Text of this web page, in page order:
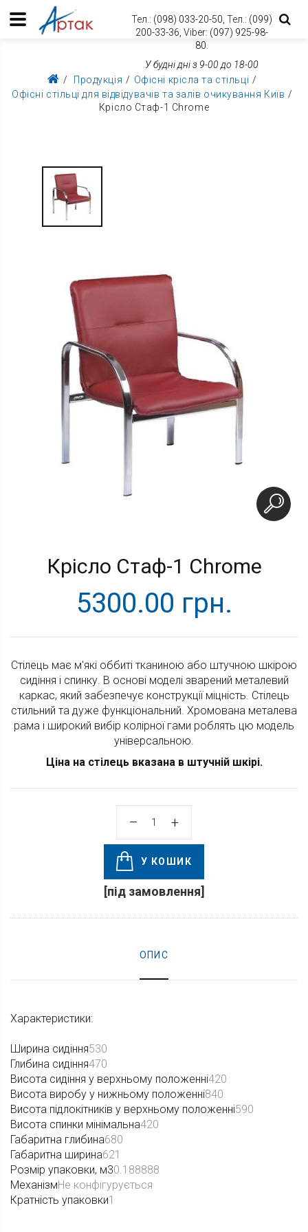
Тел.: (098) 033-20-50, Тел.: (099)
200-33-36, Viber: (097) 925-98-
80.
У будні дні з 9-00 до 18-00
Продукція
Офісні крісла та стільці
Офісні стільці для відвідувачів та залів очикування Київ
Крісло Стаф-1 Chrome
Крісло Стаф-1 Chrome
5300.00 грн.
Стілець має м'які оббиті тканиною або штучною шкірою
сидіння і спинку. В основі моделі зварений металевий
каркас, який забезпечує конструкції міцність. Стілець
стильний та дуже функціональний. Хромована металева
рама і широкий вибір колірної гами роблять цю модель
універсальною.
Ціна на стілець вказана в штучній шкірі.
У КОШИК
[під замовлення]
ОПИС
Характеристики:
Ширина сидіння530
Глибина сидіння470
Висота сидіння у верхньому положенні420
Висота виробу у нижньому положенні840
Висота підлокітників у верхньому положенні590
Висота спинки мінімальна420
Габаритна глибина680
Габаритна ширина621
Розмір упаковки, м30.188888
МеханізмНе конфігурується
Кратність упаковки1